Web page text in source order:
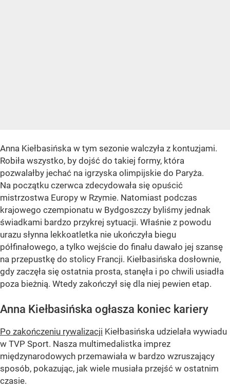
Anna Kiełbasińska w tym sezonie walczyła z kontuzjami.
Robiła wszystko, by dojść do takiej formy, która
pozwalałby jechać na igrzyska olimpijskie do Paryża.
Na początku czerwca zdecydowała się opuścić
mistrzostwa Europy w Rzymie. Natomiast podczas
krajowego czempionatu w Bydgoszczy byliśmy jednak
świadkami bardzo przykrej sytuacji. Właśnie z powodu
urazu słynna lekkoatletka nie ukończyła biegu
półfinałowego, a tylko wejście do finału dawało jej szansę
na przepustkę do stolicy Francji. Kiełbasińska dosłownie,
gdy zaczęła się ostatnia prosta, stanęła i po chwili usiadła
poza bieżnią. Wtedy zakończył się dla niej pewien etap.
Anna Kiełbasińska ogłasza koniec kariery
Po zakończeniu rywalizacji Kiełbasińska udzielała wywiadu
w TVP Sport. Nasza multimedalistka imprez
międzynarodowych przemawiała w bardzo wzruszający
sposób, pokazując, jak wiele musiała przejść w ostatnim
czasie.